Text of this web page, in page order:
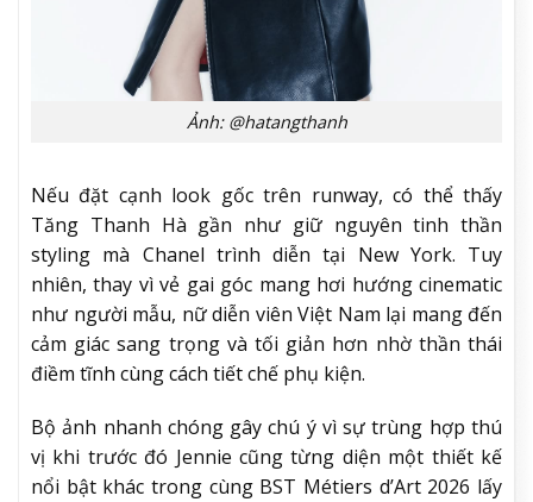
Ảnh: @hatangthanh
Nếu đặt cạnh look gốc trên runway, có thể thấy
Tăng Thanh Hà gần như giữ nguyên tinh thần
styling mà Chanel trình diễn tại New York. Tuy
nhiên, thay vì vẻ gai góc mang hơi hướng cinematic
như người mẫu, nữ diễn viên Việt Nam lại mang đến
cảm giác sang trọng và tối giản hơn nhờ thần thái
điềm tĩnh cùng cách tiết chế phụ kiện.
Bộ ảnh nhanh chóng gây chú ý vì sự trùng hợp thú
vị khi trước đó Jennie cũng từng diện một thiết kế
nổi bật khác trong cùng BST Métiers d’Art 2026 lấy